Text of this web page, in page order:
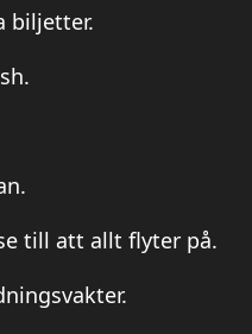
biljetter.
till att allt flyter på.